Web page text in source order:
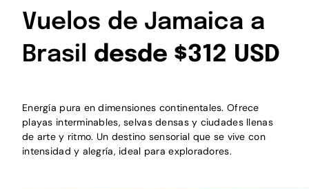
Vuelos de Jamaica a
Brasil desde $312 USD
Energía pura en dimensiones continentales. Ofrece
playas interminables, selvas densas y ciudades llenas
de arte y ritmo. Un destino sensorial que se vive con
intensidad y alegría, ideal para exploradores.